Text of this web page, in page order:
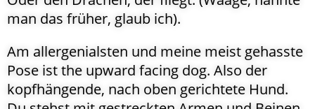
man das früher, glaub ich).
Am allergenialsten und meine meist gehasste
Pose ist the upward facing dog. Also der
kopfhängende, nach oben gerichtete Hund.